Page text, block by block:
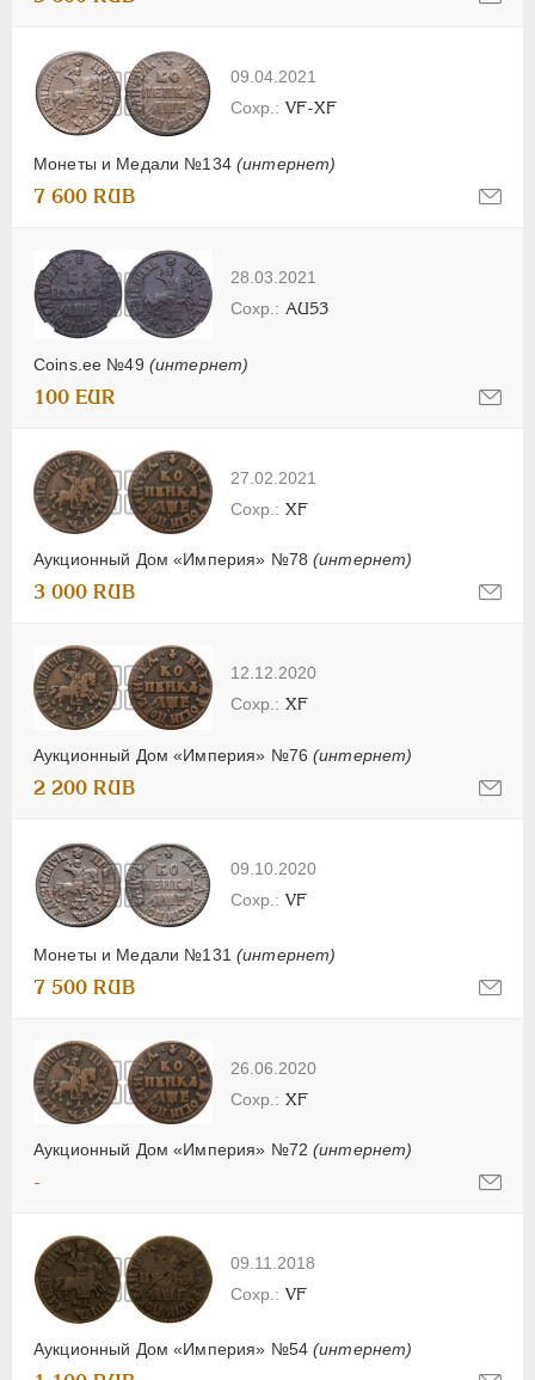
09.04.2021
Монеты и Медали №134 (интернет)
VF-XF
7 600 RUB
28.03.2021
Coins.ee №49 (интернет)
AU53
100 EUR
27.02.2021
Аукционный Дом «Империя» №78(интернет)
XF
3 000 RUB
12.12.2020
Аукционный Дом «Империя» №76(интернет)
XF
2 200 RUB
09.10.2020
Монеты и Медали №131 (интернет)
VF
7 500 RUB
26.06.2020
Аукционный Дом «Империя» №72(интернет)
XF
-
09.11.2018
Аукционный Дом «Империя» №54(интернет)
VF